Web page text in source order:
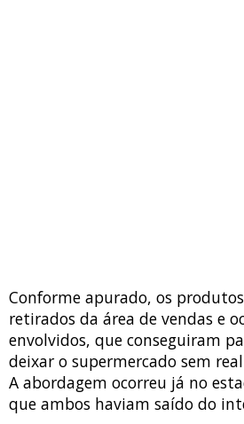
Conforme apurado, os
retirados da área de vendas e
envolvidos, que conseguiram
deixar o supermercado sem
A abordagem ocorreu já no
que ambos haviam saído do